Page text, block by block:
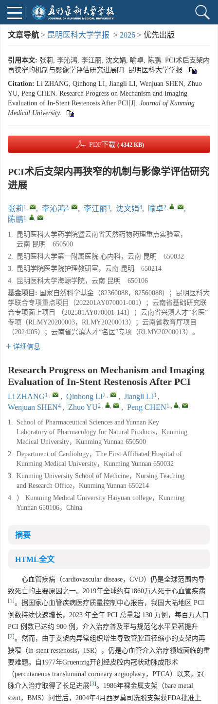
文章导航 > 昆明医科大学学报 > 2026 > 优先出版
引用本文: 张莉, 李沁鸿, 李江丽, 沈文娟, 喻卓, 陈鹏. PCI术后支架内
再狭窄的机制与影像学评估研究进展[J]. 昆明医科大学学报.
Citation: Li ZHANG, Qinhong LI, Jiangli LI, Wenjuan SHEN, Zhuo
YU, Peng CHEN. Research Progress on Mechanism and Imaging
Evaluation of In-Stent Restenosis After PCI[J]. Journal of Kunming
Medical University.
PDF下载 ( 4342 KB)
PCI术后支架内再狭窄的机制与影像学评估研究
进展
张莉1, , 李沁鸿2, , 李江丽3, 沈文娟4, 喻卓2, ,
,
陈鹏1, ,
1.
昆明医科大学药学院暨云南省天然药物药理重点实验室，
云南 昆明 650500
2.
昆明医科大学第一附属医院 心内科，云南 昆明 650032
3.
昆明学院医学院护理教研室，云南 昆明 650214
4.
昆明医科大学海源学院，云南 昆明 650106
基金项目: 国家自然科学基金（82360088，82560088）；昆明医科大
学联合专项重点项目（202201AY070001-001）；云南省基础研究联
合专项面上项目 （202501AY070001-141）；云南省兴滇人才“名医”
专项（RLMY20200003，RLMY20200013）；云南省教育厅项目
（2024J05）；云南省兴滇人才“名医”专项（RLMY20200013）。
详细信息
Research Progress on Mechanism and Imaging
Evaluation of In-Stent Restenosis After PCI
Li ZHANG1 , , Qinhong LI2 , , Jiangli LI3 ,
Wenjuan SHEN4 , Zhuo YU2 , , , Peng CHEN1 , ,
1. School of Pharmaceutical Sciences and Yunnan Key
Laboratory of Pharmacology for Natural Products，Kunming
Medical University，Kunming Yunnan 650500
2. Department of Cardiology，The First Affiliated Hospital of
Kunming Medical University，Kunming Yunnan 650032
3. Kunming University School of Medicine，Nursing Teaching
and Research Office，Kunming Yunnan 650214
4. ） Kunming Medical University Haiyuan college，Kunming
Yunnan 650106，China
摘要
HTML全文
心血管疾病（cardiovascular disease，CVD）仍是全球范围内导
致死亡的主要原因之一。2019年全球约有1860万人死于心血管疾病
[1 ]。据国家心血管疾病医疗质量控制中心报告，我国大陆地区 PCI
例数持续快速增长，2023 年全年 PCI 总量超 130 万例，每百万人口
PCI 例数已达约 900 例，介入治疗普及率与规范化水平显著提升
[2]。然而，由于支架内异常组织增生导致管腔直径缩小的支架内再
狭窄（in-stent restenosis，ISR），仍是心血管介入治疗领域面临的重
要难题。自1977年Gruentzig开创经皮腔内冠状动脉成形术
（percutaneous transluminal coronary angioplasty，PTCA）以来，冠
脉介入治疗取得了长足进展[3]。1986年裸金属支架（bare metal
stent，BMS）问世后，2004年4月西罗莫司洗脱支架获FDA批准上